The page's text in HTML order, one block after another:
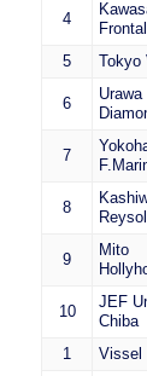
4
5 Tokyo
6
Urawa
7
8
Reysol
9
Mito
10
JEF
Chiba
1 Vissel